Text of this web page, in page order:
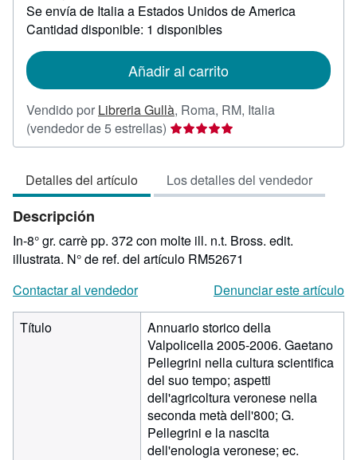
información
sobre
las
envío
Se envía de Italia a Estados Unidos de America
Cantidad disponible: 1 disponibles
Añadir al carrito
Vendido por Libreria Gullà, Roma, RM, Italia
(vendedor de 5 estrellas) Calificación
del
5
de
estrellas
Detalles del artículo Los detalles del vendedor
Descripción
In-8° gr. carrè pp. 372 con molte ill. n.t. Bross. edit.
illustrata. N° de ref. del artículo RM52671
Contactar al vendedor
Denunciar este artículo
Título
Annuario storico della
Valpolicella 2005-2006. Gaetano
Pellegrini nella cultura scientifica
del suo tempo; aspetti
dell'agricoltura veronese nella
seconda metà dell'800; G.
Pellegrini e la nascita
dell'enologia veronese; ec.